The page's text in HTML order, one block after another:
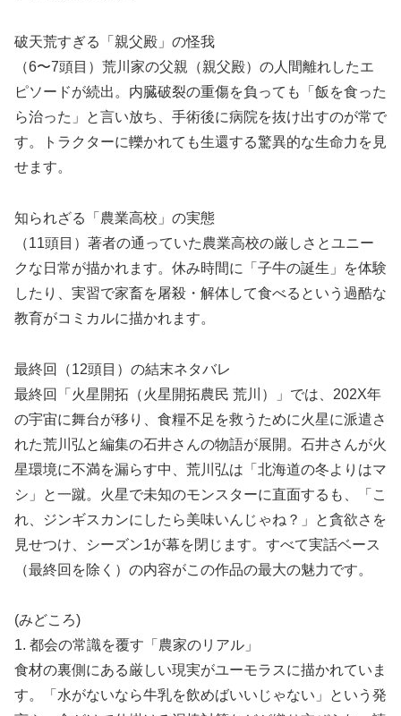
破天荒すぎる「親父殿」の怪我
（6〜7頭目）荒川家の父親（親父殿）の人間離れしたエ
ピソードが続出。内臓破裂の重傷を負っても「飯を食った
ら治った」と言い放ち、手術後に病院を抜け出すのが常で
す。トラクターに轢かれても生還する驚異的な生命力を見
せます。
知られざる「農業高校」の実態
（11頭目）著者の通っていた農業高校の厳しさとユニー
クな日常が描かれます。休み時間に「子牛の誕生」を体験
したり、実習で家畜を屠殺・解体して食べるという過酷な
教育がコミカルに描かれます。
最終回（12頭目）の結末ネタバレ
最終回「火星開拓（火星開拓農民 荒川）」では、202X年
の宇宙に舞台が移り、食糧不足を救うために火星に派遣さ
れた荒川弘と編集の石井さんの物語が展開。石井さんが火
星環境に不満を漏らす中、荒川弘は「北海道の冬よりはマ
シ」と一蹴。火星で未知のモンスターに直面するも、「こ
れ、ジンギスカンにしたら美味いんじゃね？」と貪欲さを
見せつけ、シーズン1が幕を閉じます。すべて実話ベース
（最終回を除く）の内容がこの作品の最大の魅力です。
(みどころ)
1. 都会の常識を覆す「農家のリアル」
食材の裏側にある厳しい現実がユーモラスに描かれていま
す。「水がないなら牛乳を飲めばいいじゃない」という発